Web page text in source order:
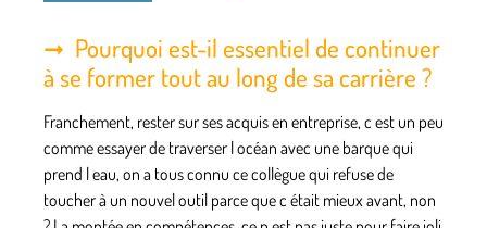
Pourquoi est-il essentiel de continuer
à se former tout au long de sa carrière ?
Franchement, rester sur ses acquis en entreprise, c est un peu
comme essayer de traverser l océan avec une barque qui
prend l eau, on a tous connu ce collègue qui refuse de
toucher à un nouvel outil parce que c était mieux avant, non